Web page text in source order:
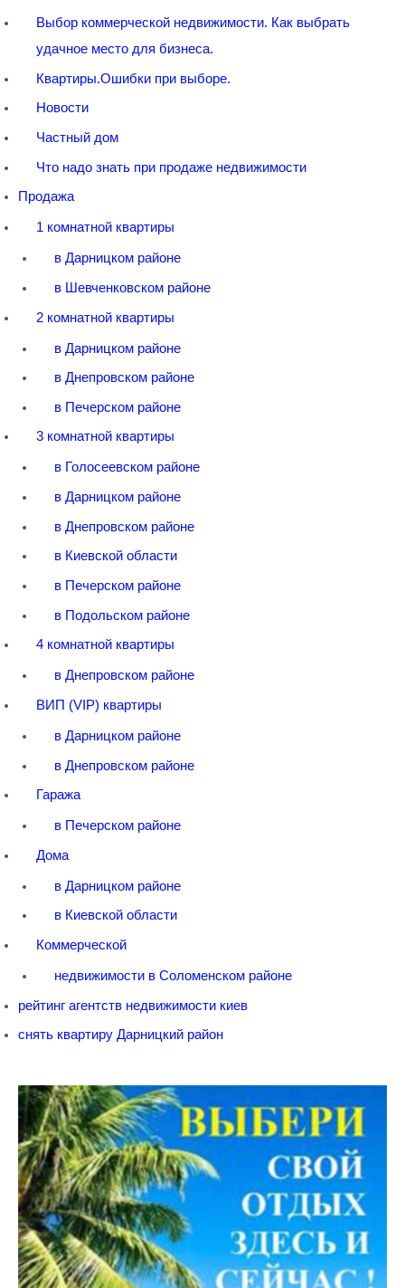
Выбор коммерческой недвижимости. Как выбрать
удачное место для бизнеса.
Квартиры.Ошибки при выборе.
Новости
Частный дом
Что надо знать при продаже недвижимости
Продажа
1 комнатной квартиры
в Дарницком районе
в Шевченковском районе
2 комнатной квартиры
в Дарницком районе
в Днепровском районе
в Печерском районе
3 комнатной квартиры
в Голосеевском районе
в Дарницком районе
в Днепровском районе
в Киевской области
в Печерском районе
в Подольском районе
4 комнатной квартиры
в Днепровском районе
ВИП (VIP) квартиры
в Дарницком районе
в Днепровском районе
Гаража
в Печерском районе
Дома
в Дарницком районе
в Киевской области
Коммерческой
недвижимости в Соломенском районе
рейтинг агентств недвижимости киев
снять квартиру Дарницкий район